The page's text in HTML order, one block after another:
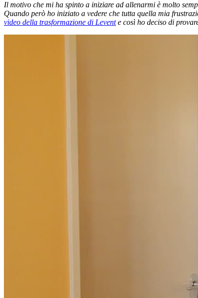
Il motivo che mi ha spinto a iniziare ad allenarmi è molto
Quando però ho iniziato a vedere che tutta quella mia
video della trasformazione di Levente così ho deciso di